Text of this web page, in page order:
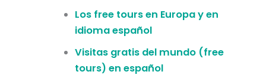
Los free tours en Europa y en
idioma español
Visitas gratis del mundo (free
tours) en español